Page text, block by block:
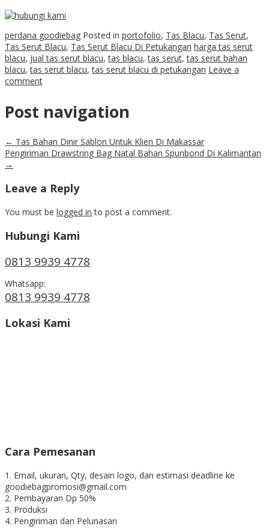
perdana goodiebag Posted in portofolio, Tas Blacu, Tas Serut,
Tas Serut Blacu, Tas Serut Blacu Di Petukangan harga tas serut
blacu, jual tas serut blacu,tas blacu,tas serut,tas serut bahan
blacu,tas serut blacu,tas serut blacu di petukangan Leave a
comment
Post navigation
← Tas Bahan Dinir Sablon Untuk Klien Di Makassar
Pengiriman Drawstring Bag Natal Bahan Spunbond Di Kalimantan
→
Leave a Reply
You must be logged in to post a comment.
Hubungi Kami
0813 9939 4778
Whatsapp:
0813 9939 4778
Lokasi Kami
Cara Pemesanan
1. Email, ukuran, Qty, desain logo, dan estimasi deadline ke
goodiebagpromosi@gmail.com
2. Pembayaran Dp 50%
3. Produksi
4. Pengiriman dan Pelunasan